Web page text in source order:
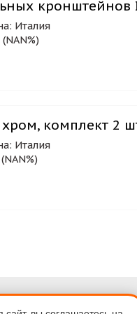
кронштейнов
Италия
комплект 2
Италия
оферта